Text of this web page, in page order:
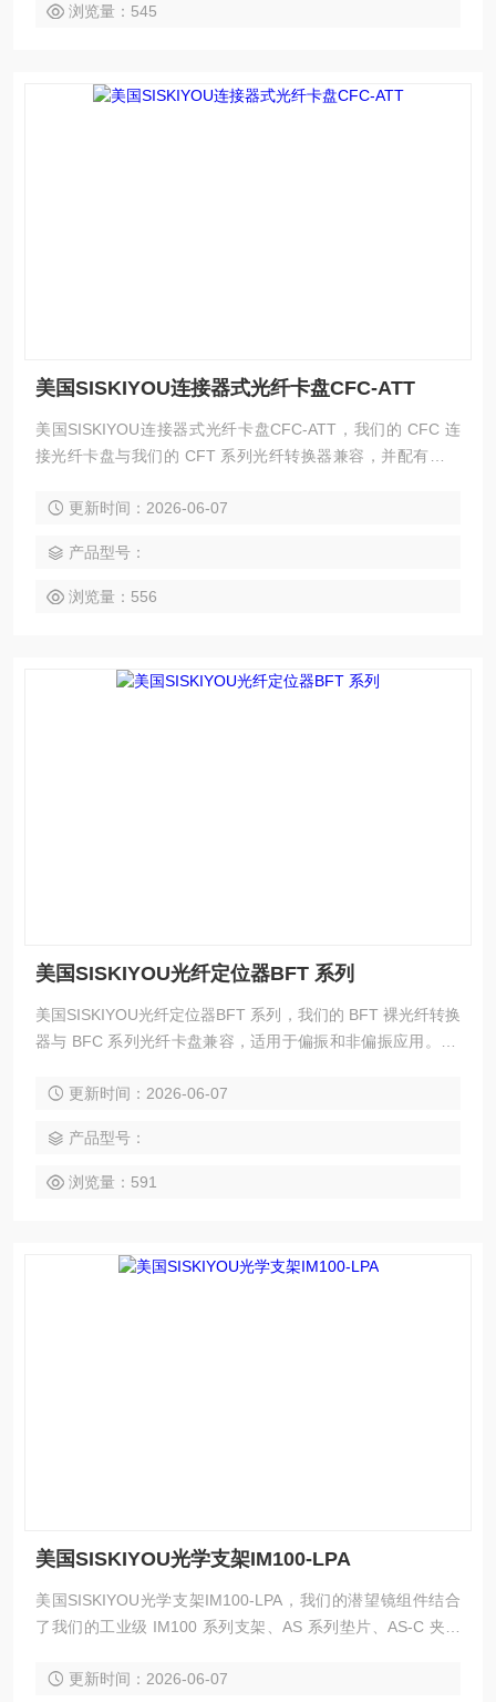
浏览量：545
美国SISKIYOU连接器式光纤卡盘CFC-ATT
美国SISKIYOU连接器式光纤卡盘CFC-ATT，我们的 CFC 连
接光纤卡盘与我们的 CFT 系列光纤转换器兼容，并配有刻度
带有手指切口的实心黄铜体用于促进连接器连接到卡盘。刻度
CFT 系列光纤转换器兼容。当一起使用时，可以实现 3 个或 5
个精密运动轴。
更新时间：2026-06-07
产品型号：
浏览量：556
美国SISKIYOU光纤定位器BFT 系列
美国SISKIYOU光纤定位器BFT 系列，我们的 BFT 裸光纤转换
器与 BFC 系列光纤卡盘兼容，适用于偏振和非偏振应用。BF
在 X 轴和 Y 轴使用我们的 SoftTouch® 彩色编码旋钮盖，以便
更新时间：2026-06-07
产品型号：
浏览量：591
美国SISKIYOU光学支架IM100-LPA
美国SISKIYOU光学支架IM100-LPA，我们的潜望镜组件结合
了我们的工业级 IM100 系列支架、AS 系列垫片、AS-C 夹具
光束引入显微镜实验。这些坚固的组件组合在一起，形成了一
更新时间：2026-06-07